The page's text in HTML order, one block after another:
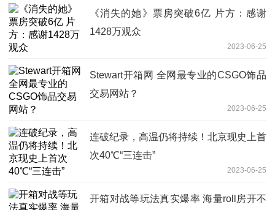
《消失的她》票房突破6亿 片方：感谢
1428万观众
2023-06-25
Stewart开箱网 全网最专业的CSGO饰品
交易网站？
2023-06-25
连破纪录，高温仍将持续！北京现史上首
次40℃“三连击”
2023-06-25
开箱对战等玩法真实爆率 海量roll房开不